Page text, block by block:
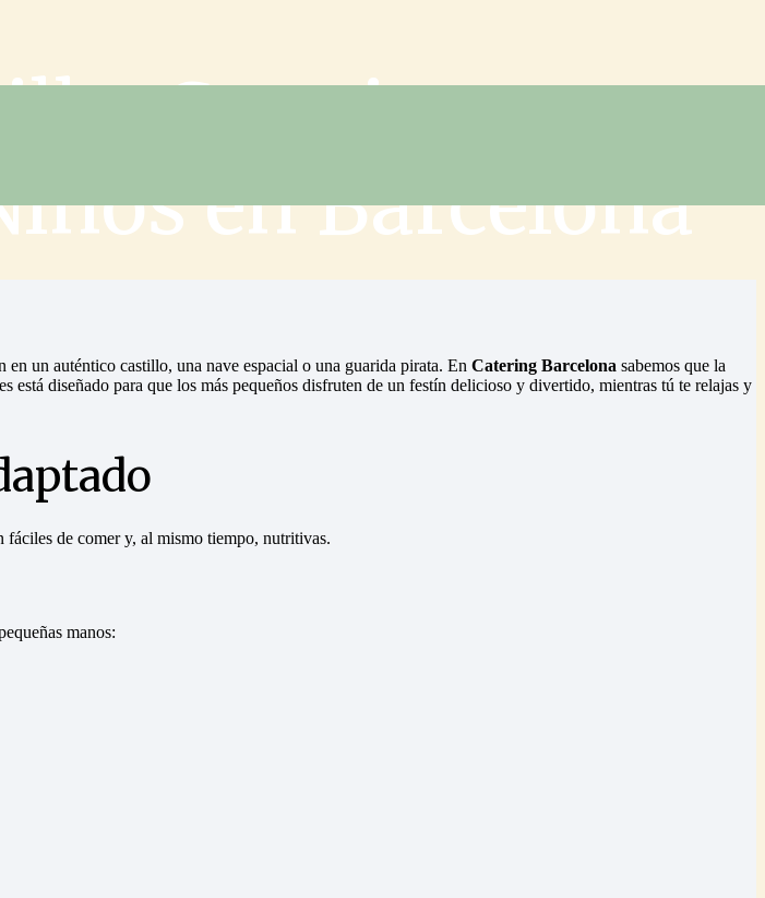
Catering para
en Barcelona
un auténtico castillo, una nave espacial o una guarida pirata. En Catering Barcelona sabemos que la
diseñado para que los más pequeños disfruten de un festín delicioso y divertido, mientras tú te relajas y
fáciles de comer y, al mismo tiempo, nutritivas.
manos: